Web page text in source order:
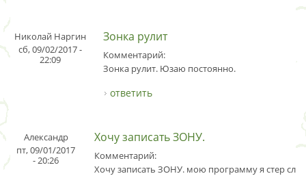
Николай Наргин
сб, 09/02/2017 -
22:09
Зонка рулит
Комментарий:
Зонка рулит. Юзаю постоянно.
ответить
Александр
пт, 09/01/2017
- 20:26
Хочу записать ЗОНУ.
Комментарий:
Хочу записать ЗОНУ. мою программу я стер